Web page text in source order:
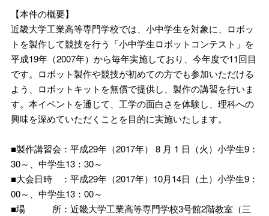
【本件の概要】
近畿大学工業高等専門学校では、小中学生を対象に、ロボッ
トを製作して競技を行う「小中学生ロボットコンテスト」を
平成19年（2007年）から毎年実施しており、今年度で11回目
です。ロボット製作や競技が初めての方でも参加いただける
よう、ロボットキットを無償で提供し、製作の講習を行いま
す。本イベントを通じて、工学の面白さを体験し、理科への
興味を深めていただくことを目的に実施いたします。
■製作講習会：平成29年（2017年） 8 月 1 日（火）小学生9：
30～、中学生13：30～
■大会日時 ：平成29年（2017年）10月14日（土）小学生9：
00～、中学生13：00～
■場 所：近畿大学工業高等専門学校3号館2階教室（三